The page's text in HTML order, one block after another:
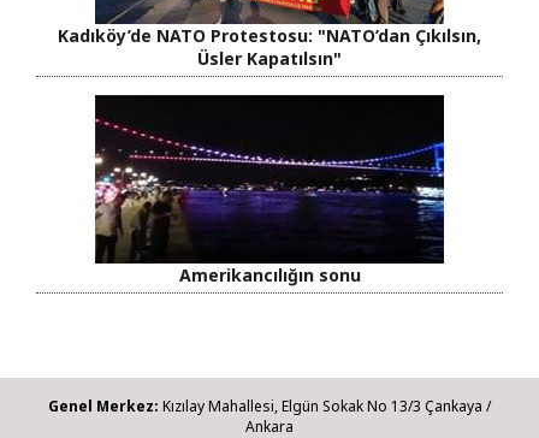
Kadıköy’de NATO Protestosu: "NATO’dan Çıkılsın,
Üsler Kapatılsın"
Amerikancılığın sonu
Genel Merkez: Kızılay Mahallesi, Elgün Sokak No 13/3 Çankaya /
Ankara